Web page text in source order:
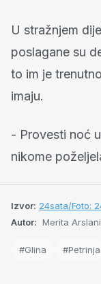
U stražnjem
poslagane su
to im je
imaju.
- Provesti noć
nikome
Izvor: 24sata/Foto:
Autor: Merita
#Glina #Petrinja